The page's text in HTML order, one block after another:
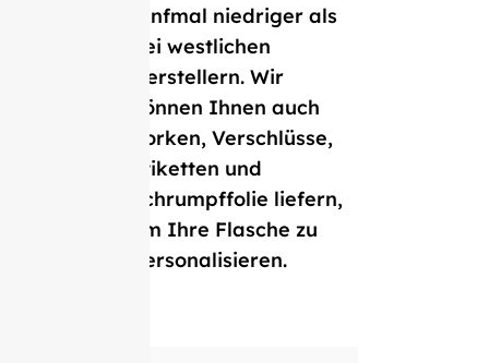
fünfmal niedriger als
bei westlichen
Herstellern. Wir
können Ihnen auch
Korken, Verschlüsse,
Etiketten und
Schrumpffolie liefern,
um Ihre Flasche zu
personalisieren.